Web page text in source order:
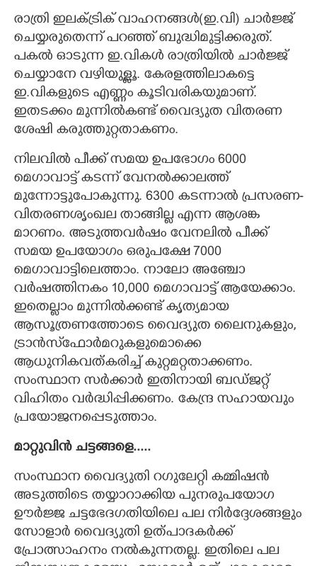
രാത്രി ഇലക്ട്രിക് വാഹനങ്ങൾ(ഇ.വി) ചാർജ്ജ്
ചെയ്യരുതെന്ന് പറഞ്ഞ് ബുദ്ധിമുട്ടിക്കരുത്.
പകൽ ഓടുന്ന ഇ.വികൾ രാത്രിയിൽ ചാർജ്ജ്
ചെയ്യാനേ വഴിയുള്ളൂ. കേരളത്തിലാകട്ടെ
ഇ.വികളുടെ എണ്ണം കൂടിവരികയുമാണ്.
ഇതടക്കം മുന്നിൽകണ്ട് വൈദ്യുത വിതരണ
ശേഷി കരുത്തുറ്റതാകണം.
നിലവിൽ പീക്ക് സമയ ഉപഭോഗം 6000
മെഗാവാട്ട് കടന്ന് വേനൽക്കാലത്ത്
മുന്നോട്ടുപോകുന്നു. 6300 കടന്നാൽ പ്രസരണ-
വിതരണശൃംഖല താങ്ങില്ല എന്ന ആശങ്ക
മാറണം. അടുത്തവർഷം വേനലിൽ പീക്ക്
സമയ ഉപയോഗം ഒരുപക്ഷേ 7000
മെഗാവാട്ടിലെത്താം. നാലോ അഞ്ചോ
വർഷത്തിനകം 10,000 മെഗാവാട്ട് ആയേക്കാം.
ഇതെല്ലാം മുന്നിൽക്കണ്ട് കൃത്യമായ
ആസൂത്രണത്തോടെ വൈദ്യുത ലൈനുകളും,
ട്രാൻസ്‌ഫോർമറുകളുമൊക്കെ
ആധുനികവത്കരിച്ച് കുറ്റമറ്റതാക്കണം.
സംസ്ഥാന സർക്കാർ ഇതിനായി ബഡ്ജറ്റ്
വിഹിതം വർദ്ധിപ്പിക്കണം. കേന്ദ്ര സഹായവും
പ്രയോജനപ്പെടുത്താം.
മാറ്റുവിൻ ചട്ടങ്ങളെ.....
സംസ്ഥാന വൈദ്യുതി റഗുലേറ്റി കമ്മിഷൻ
അടുത്തിടെ തയ്യാറാക്കിയ പുനരുപയോഗ
ഊർജ്ജ ചട്ടഭേദഗതിയിലെ പല നിർദ്ദേശങ്ങളും
സോളാർ വൈദ്യുതി ഉത്പാദകർക്ക്
പ്രോത്സാഹനം നൽകുന്നതല്ല. ഇതിലെ പല